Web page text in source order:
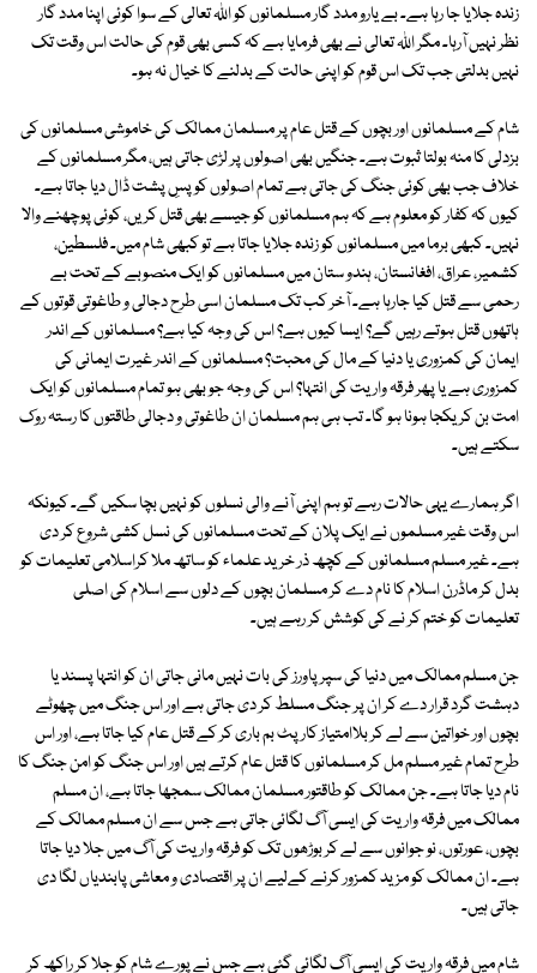
زندہ جلایا جا رہا ہے۔ بے یارو مدد گار مسلمانوں کو اللہ تعالی کے سوا کوئی اپنا مدد گار
نظر نہیں آرہا۔ مگر اللہ تعالی نے بھی فرمایا ہے کہ کسی بھی قوم کی حالت اس وقت تک
نہیں بدلتی جب تک اس قوم کو اپنی حالت کے بدلنے کا خیال نہ ہو۔
شام کے مسلمانوں اور بچوں کے قتل عام پر مسلمان ممالک کی خاموشی مسلمانوں کی
بزدلی کا منہ بولتا ثبوت ہے۔ جنگیں بھی اصولوں پر لڑی جاتی ہیں، مگر مسلمانوں کے
خلاف جب بھی کوئی جنگ کی جاتی ہے تمام اصولوں کو پسِ پشت ڈال دیا جاتا ہے۔
کیوں کہ کفار کو معلوم ہے کہ ہم مسلمانوں کو جیسے بھی قتل کریں، کوئی پوچھنے والا
نہیں۔ کبھی برما میں مسلمانوں کو زندہ جلایا جاتا ہے تو کبھی شام میں۔ فلسطین،
کشمیر، عراق، افغانستان، ہندو ستان میں مسلمانوں کو ایک منصوبے کے تحت بے
رحمی سے قتل کیا جارہا ہے۔ آخر کب تک مسلمان اسی طرح دجالی و طاغوتی قوتوں کے
ہاتھوں قتل ہوتے رہیں گے؟ ایسا کیوں ہے؟ اس کی وجہ کیا ہے؟ مسلمانوں کے اندر
ایمان کی کمزوری یا دنیا کے مال کی محبت؟ مسلمانوں کے اندر غیرت ایمانی کی
کمزوری ہے یا پھر فرقہ واریت کی انتہا؟ اس کی وجہ جو بھی ہو تمام مسلمانوں کو ایک
امت بن کر یکجا ہونا ہو گا۔ تب ہی ہم مسلمان ان طاغوتی و دجالی طاقتوں کا رستہ روک
سکتے ہیں۔
اگر ہمارے یہی حالات رہے تو ہم اپنی آنے والی نسلوں کو نہیں بچا سکیں گے۔ کیونکہ
اس وقت غیر مسلموں نے ایک پلان کے تحت مسلمانوں کی نسل کشی شروع کر دی
ہے۔ غیر مسلم مسلمانوں کے کچھ ذر خرید علماء کو ساتھ ملا کراسلامی تعلیمات کو
بدل کر ماڈرن اسلام کا نام دے کر مسلمان بچوں کے دلوں سے اسلام کی اصلی
تعلیمات کو ختم کر نے کی کوشش کر رہے ہیں۔
جن مسلم ممالک میں دنیا کی سپر پاورز کی بات نہیں مانی جاتی ان کو انتہا پسند یا
دہشت گرد قرار دے کر ان پر جنگ مسلط کر دی جاتی ہے اور اس جنگ میں چھوٹے
بچوں اور خواتین سے لے کر بلاامتیاز کارپٹ بم باری کر کے قتل عام کیا جاتا ہے، اور اس
طرح تمام غیر مسلم مل کر مسلمانوں کا قتل عام کرتے ہیں اور اس جنگ کو امن جنگ کا
نام دیا جاتا ہے۔ جن ممالک کو طاقتور مسلمان ممالک سمجھا جاتا ہے، ان مسلم
ممالک میں فرقہ واریت کی ایسی آگ لگائی جاتی ہے جس سے ان مسلم ممالک کے
بچوں، عورتوں، نو جوانوں سے لے کر بوڑھوں تک کو فرقہ واریت کی آگ میں جلا دیا جاتا
ہے۔ ان ممالک کو مزید کمزور کرنے کےلیے ان پر اقتصادی و معاشی پابندیاں لگا دی
جاتی ہیں۔
شام میں فرقہ واریت کی ایسی آگ لگائی گئی ہے جس نے پورے شام کو جلا کر راکھ کر